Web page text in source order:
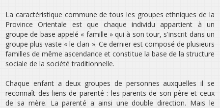
La caractéristique commune de tous les groupes ethniques de la
Province Orientale est que chaque individu appartient à un
groupe de base appelé « famille » qui à son tour, s‛inscrit dans un
groupe plus vaste « le clan ». Ce dernier est composé de plusieurs
familles de même ascendance et constitue la base de la structure
sociale de la société traditionnelle.
Chaque enfant a deux groupes de personnes auxquelles il se
reconnaît des liens de parenté : les parents de son père et ceux
de sa mère. La parenté a ainsi une double direction. Mais le